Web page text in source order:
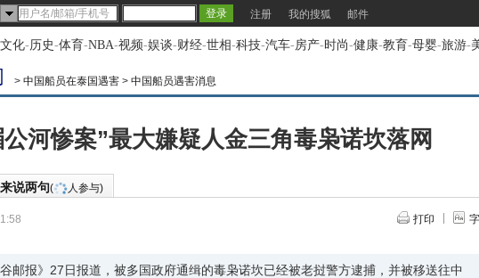
注册 我的搜狐 邮件
文化-历史-体育-NBA-视频-娱谈-财经-世相-科技-汽车-房产-时尚-健康-教育-母婴-旅游-
> 中国船员在泰国遇害 > 中国船员遇害消息
公河惨案”最大嫌疑人金三角毒枭诺坎落网
说两句( 人参与)
打印
邮报》27日报道，被多国政府通缉的毒枭诺坎已经被老挝警方逮捕，并被移送往中